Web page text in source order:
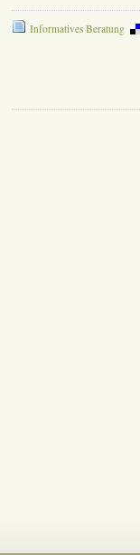
Informatives Beratung